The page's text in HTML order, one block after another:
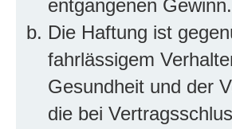
entgangenen Gewinn.
Die Haftung ist
fahrlässigem
Gesundheit und der
die bei